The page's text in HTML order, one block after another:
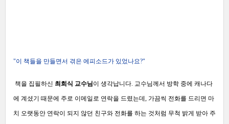
"이 책들을 만들면서 겪은 에피소드가 있었나요?"
책을 집필하신 최희식 교수님 이 생각납니다. 교수님께서 방학 중에 캐나다
에 계셨기 때문에 주로 이메일로 연락을 드렸는데, 가끔씩 전화를 드리면 마
치 오랫동안 연락이 되지 않던 친구와 전화를 하는 것처럼 무척 밝게 받아 주